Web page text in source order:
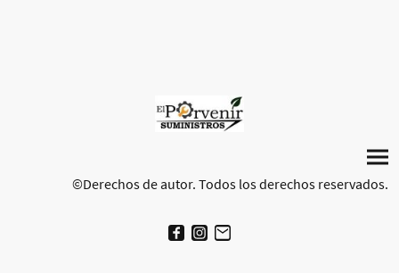
©Derechos de autor. Todos los derechos reservados.